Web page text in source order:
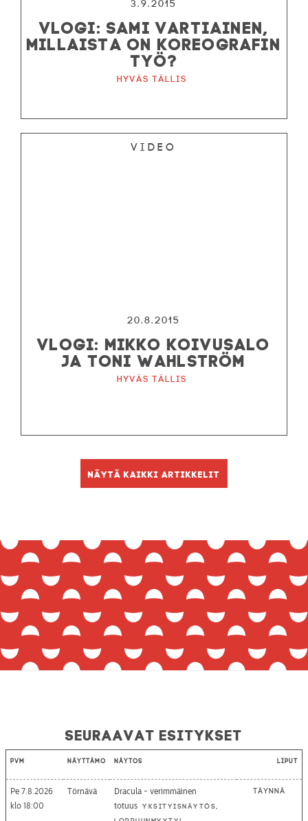
3.9.2015
VLOGI: SAMI VARTIAINEN,
MILLAISTA ON KOREOGRAFIN
TYÖ?
Hyväs tällis
Video
20.8.2015
VLOGI: MIKKO KOIVUSALO
JA TONI WAHLSTRÖM
Hyväs tällis
Näytä kaikki artikkelit
Seuraavat esitykset
Pvm Näyttämö Näytös Liput
Pe 7.8.2026
18:00
Törnävä
Dracula - verimmäinen
totuus Yksityisnäytös,
Täynnä